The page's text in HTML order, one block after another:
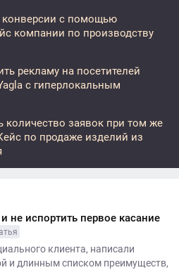
конверсии с помощью
компании по производству
рекламу на посетителей
с гиперлокальным
количество заявок при том же
по продаже изделий из
не испортить первое касание
клиента, написали
и длинным списком преимуществ,